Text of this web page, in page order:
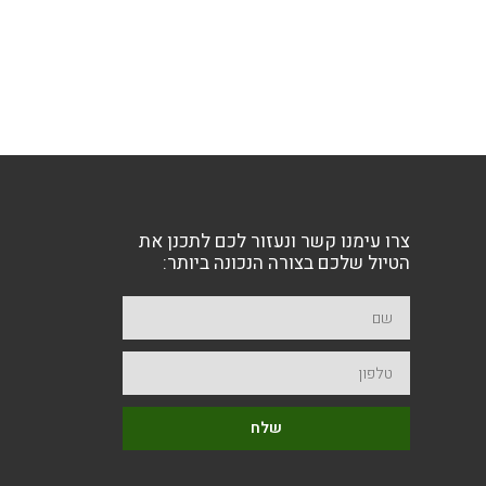
צרו עימנו קשר ונעזור לכם לתכנן את
הטיול שלכם בצורה הנכונה ביותר:
שלח